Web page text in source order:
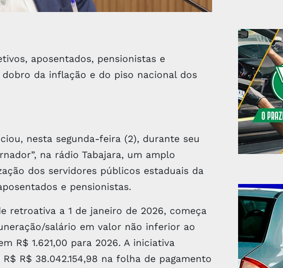
aposentados, pensionistas e
da inflação e do piso nacional dos
nesta segunda-feira (2), durante seu
na rádio Tabajara, um amplo
dos servidores públicos estaduais da
e pensionistas.
retroativa a 1 de janeiro de 2026, começa
salário em valor não inferior ao
R$ 1.621,00 para 2026. A iniciativa
R$ 38.042.154,98 na folha de pagamento